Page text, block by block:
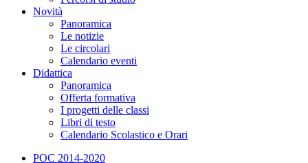
Novità
Panoramica
Le notizie
Le circolari
Calendario eventi
Didattica
Panoramica
Offerta formativa
I progetti delle classi
Libri di testo
Calendario Scolastico e Orari
POC 2014-2020